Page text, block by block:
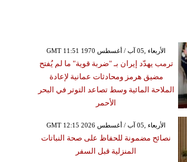
GMT 11:51 1970 الأربعاء ,05 آب / أغسطس
ترمب يهدّد إيران بـ "ضربة قوية" ما لم يُفتح
مضيق هرمز ومحادثات عمانية لإعادة
الملاحة المائية وسط تصاعد التوتر في البحر
الأحمر
GMT 12:15 2026 الأربعاء ,05 آب / أغسطس
نصائح مضمونة للحفاظ على صحة النباتات
المنزلية قبل السفر